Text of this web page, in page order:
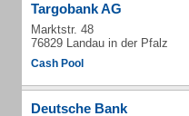
Targobank AG
Marktstr. 48
76829 Landau in der Pfalz
Cash Pool
Deutsche Bank